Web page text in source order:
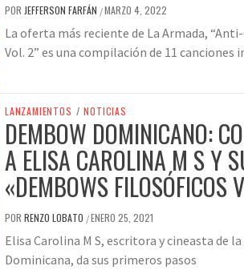
POR JEFFERSON FARFÁN /MARZO 4, 2022
La oferta más reciente de La Armada,
Vol. 2” es una compilación de 11 canciones
LANZAMIENTOS / NOTICIAS
DEMBOW DOMINICANO:
A ELISA CAROLINA M S Y
«DEMBOWS FILOSÓFICOS
POR RENZO LOBATO /ENERO 25, 2021
Elisa Carolina M S, escritora y cineasta de
Dominicana, da sus primeros pasos